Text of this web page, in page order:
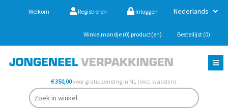
Welkom Registreren Inloggen
Winkelmandje (0) product(en) Bestellijst (0)
€ 350,00voor gratis zending in NL (excl. wadden).